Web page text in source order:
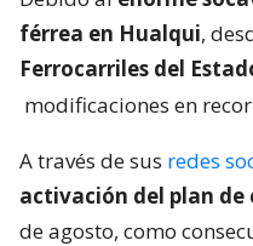
férrea en Hualqui,
Ferrocarriles del
modificaciones en
A través de sus redes
activación del plan
de agosto, como